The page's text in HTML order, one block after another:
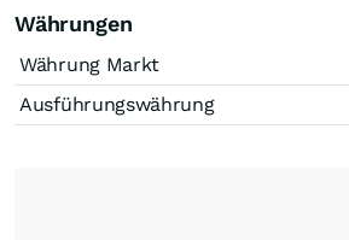
Währungen
Währung Markt
Ausführungswährung